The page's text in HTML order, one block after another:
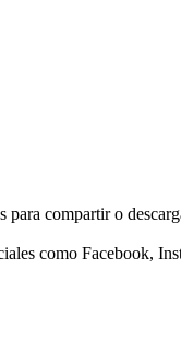
para compartir o
como Facebook,